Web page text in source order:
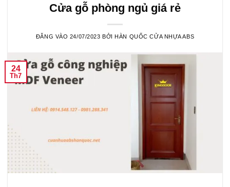
Cửa gỗ phòng ngủ giá rẻ
ĐĂNG VÀO 24/07/2023 BỞIHÀN QUỐC CỬA NHỰA ABS
24
Th7